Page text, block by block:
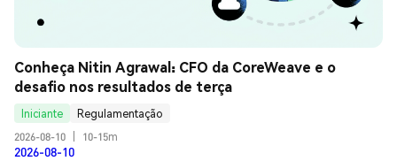
Conheça Nitin Agrawal: CFO da CoreWeave e o
desafio nos resultados de terça
Iniciante
Regulamentação
2026-08-10
10-15m
2026-08-10